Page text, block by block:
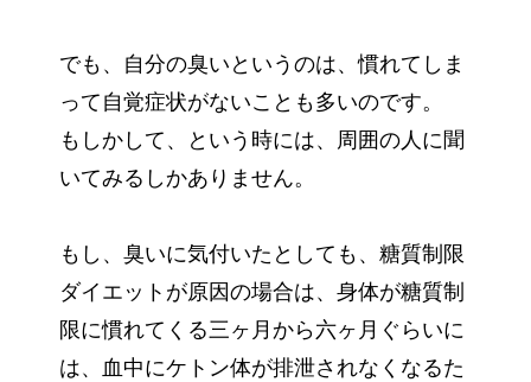
でも、自分の臭いというのは、慣れてしま
って自覚症状がないことも多いのです。
もしかして、という時には、周囲の人に聞
いてみるしかありません。
もし、臭いに気付いたとしても、糖質制限
ダイエットが原因の場合は、身体が糖質制
限に慣れてくる三ヶ月から六ヶ月ぐらいに
は、血中にケトン体が排泄されなくなるた